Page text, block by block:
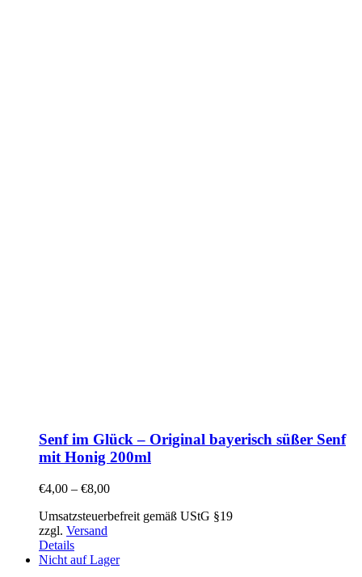
Senf im Glück – Original bayerisch süßer Senf
mit Honig 200ml
€4,00 – €8,00
Umsatzsteuerbefreit gemäß UStG §19
zzgl. Versand
Details
Nicht auf Lager